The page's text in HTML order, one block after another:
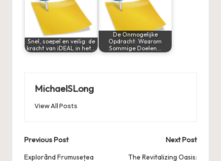
Snel, soepel en veilig: de
kracht van iDEAL in het…
De Onmogelijke
Opdracht: Waarom
Sommige Doelen…
MichaelSLong
View All Posts
Post
Previous Post
Explorând Frumusețea
Next Post
The Revitalizing Oasis: